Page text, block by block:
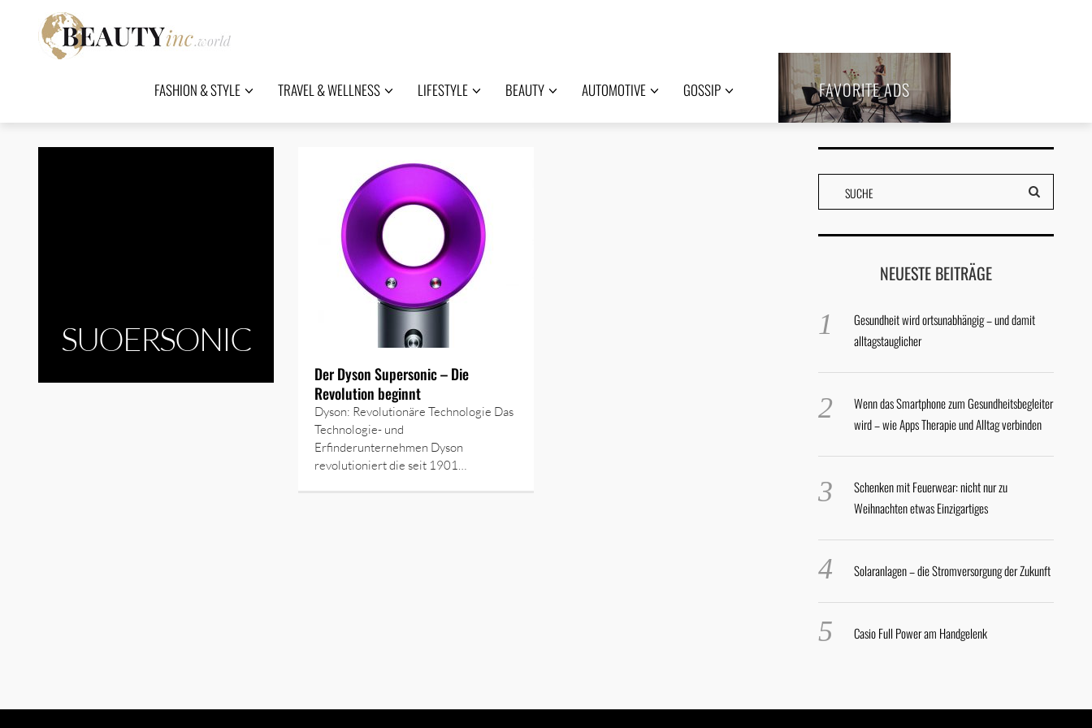
FASHION & STYLE TRAVEL & WELLNESS LIFESTYLE BEAUTY AUTOMOTIVE GOSSIP FAVORITE ADS
SUOERSONIC
Der Dyson Supersonic – Die
Revolution beginnt
Dyson: Revolutionäre Technologie Das
Technologie- und
Erfinderunternehmen Dyson
revolutioniert die seit 1901…
NEUESTE BEITRÄGE
Gesundheit wird ortsunabhängig – und damit
alltagstauglicher
Wenn das Smartphone zum Gesundheitsbegleiter
wird – wie Apps Therapie und Alltag verbinden
Schenken mit Feuerwear: nicht nur zu
Weihnachten etwas Einzigartiges
Solaranlagen – die Stromversorgung der Zukunft
Casio Full Power am Handgelenk